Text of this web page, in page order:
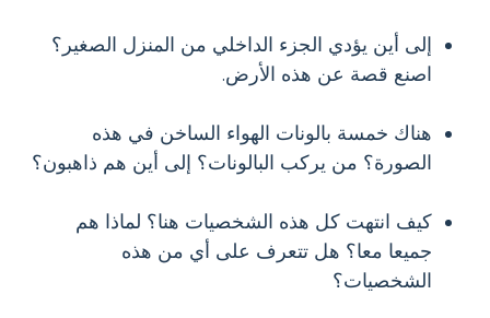
إلى أين يؤدي الجزء الداخلي من المنزل الصغير؟
اصنع قصة عن هذه الأرض.
هناك خمسة بالونات الهواء الساخن في هذه
الصورة؟ من يركب البالونات؟ إلى أين هم ذاهبون؟
كيف انتهت كل هذه الشخصيات هنا؟ لماذا هم
جميعا معا؟ هل تتعرف على أي من هذه
الشخصيات؟